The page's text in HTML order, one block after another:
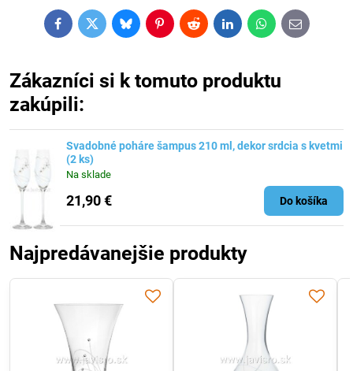
FacebookTwitterBlueskyPinterestRedditLinkedInWhatsApp
E-
mail
Zákazníci si k tomuto produktu
zakúpili:
Svadobné poháre šampus 210 ml, dekor srdcia s kvetmi
(2 ks)
Na sklade
21,90 € Do košíka
Najpredávanejšie produkty